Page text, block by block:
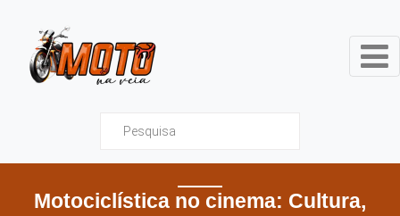
Moto na Veia - Tudo que
Motociclística no cinema: Cultura,